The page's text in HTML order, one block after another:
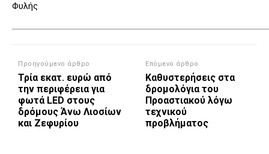
Φυλής
Προηγούμενο άρθρο
Τρία εκατ. ευρώ από
την περιφέρεια για
φωτά LED στους
δρόμους Άνω Λιοσίων
και Ζεφυρίου
Επόμενο άρθρο
Καθυστερήσεις στα
δρομολόγια του
Προαστιακού λόγω
τεχνικού
προβλήματος